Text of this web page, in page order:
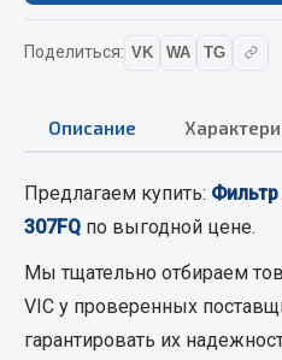
Брызговики
Вентиляторы кабины
Показать
Масла
Охладжающие жидкости
Поделиться: VK WA TG
Описание
Предлагаем купить:
307FQ по выгодной цене.
Мы тщательно отбираем
VIC у проверенных
гарантировать их